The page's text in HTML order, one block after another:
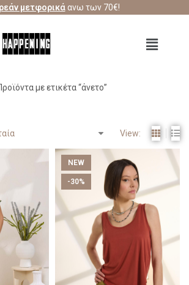
μετφορικάανω των 70€!
με ετικέτα “άνετο”
View:
NEW
-30%